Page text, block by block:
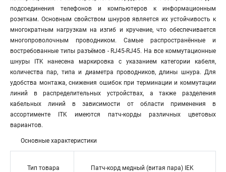
подсоединения телефонов и компьютеров к информационным
розеткам. Основным свойством шнуров является их устойчивость к
многократным нагрузкам на изгиб и кручение, что обеспечивается
многопроволочным проводником. Самые распространённые и
востребованные типы разъёмов - RJ45-RJ45. На все коммутационные
шнуры ITK нанесена маркировка с указанием категории кабеля,
количества пар, типа и диаметра проводников, длины шнура. Для
удобства монтажа, снижения ошибок при терминации и коммутации
линий в распределительных устройствах, а также разделения
кабельных линий в зависимости от области применения в
ассортименте ITK имеются патч-корды различных цветовых
вариантов.
Основные характеристики
Тип товара Патч-корд медный (витая пара) IEK